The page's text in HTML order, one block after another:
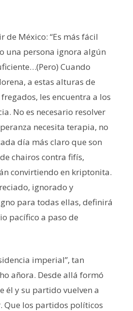
México: “Es más fácil
una persona ignora algún
Cuando
a estas alturas de
les encuentra a los
No es necesario resolver
necesita terapia, no
día más claro que son
chairos contra fifís,
convirtiendo en kriptonita.
ignorado y
para todas ellas, definirá
pacífico a paso de
imperial”, tan
añora. Desde allá formó
él y su partido vuelven a
Que los partidos políticos